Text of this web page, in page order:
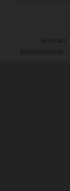
Kontakt
Bildnachweise